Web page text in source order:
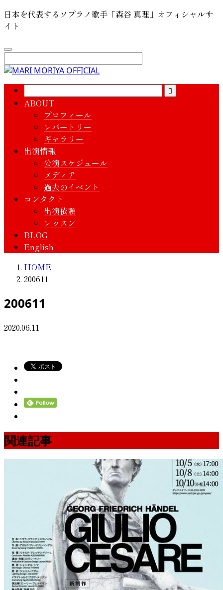
日本を代表するソプラノ歌手「森谷 真理」オフィシャルサ
イト
ABOUT
プロフィール
レパートリー
ギャラリー
出演情報
公演スケジュール
メディア
過去のイベント
コンタクト
出演依頼
レッスン
BLOG
English
HOME
200611
200611
2020.06.11
関連記事